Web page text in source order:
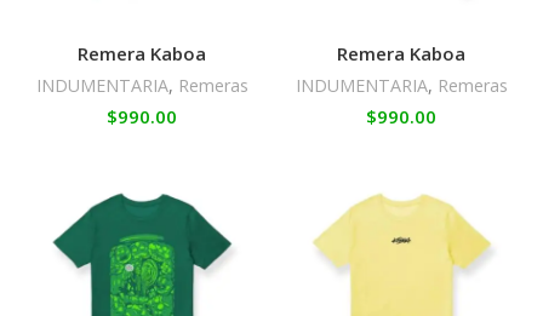
Remera Kaboa
INDUMENTARIA, Remeras
$990.00
Remera Kaboa
INDUMENTARIA, Remeras
$990.00